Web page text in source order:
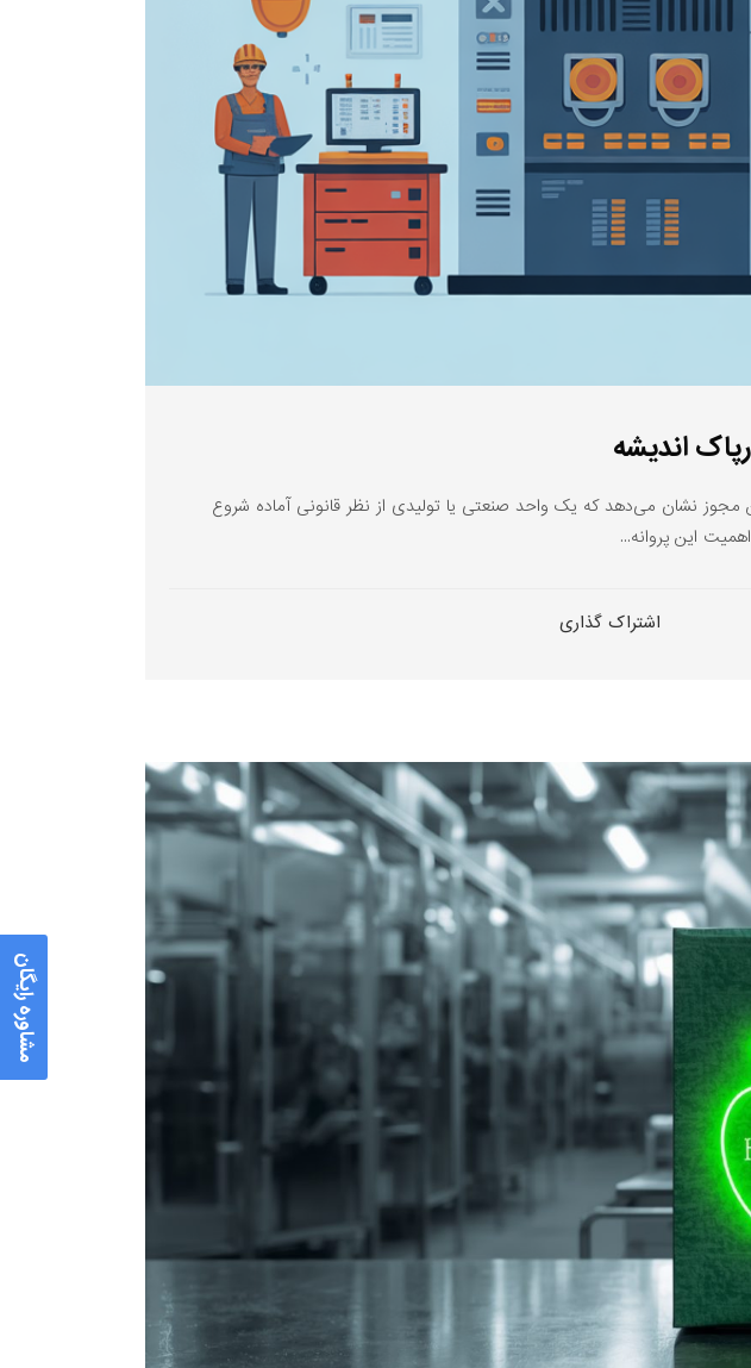
اندیشه
مجوز نشان می‌دهد که یک واحد صنعتی یا تولیدی از نظر قانونی آماده شروع
این پروانه...
اشتراک گذاری
مشاوره رایگان